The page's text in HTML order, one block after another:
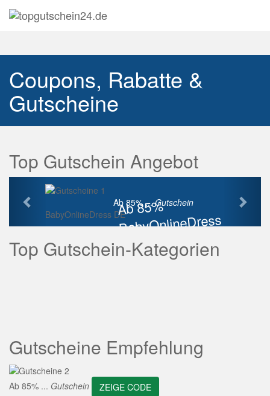
Coupons, Rabatte &
Gutscheine
Top Gutschein Angebot
Ab 85%
BabyOnlineDress
Rabatt
Ab 85% ...Gutschein
BabyOnlineDress DE
Vorherige
Top Gutschein-Kategorien
Gutscheine Empfehlung
Ab 85% ... Gutschein
ZEIGE CODE